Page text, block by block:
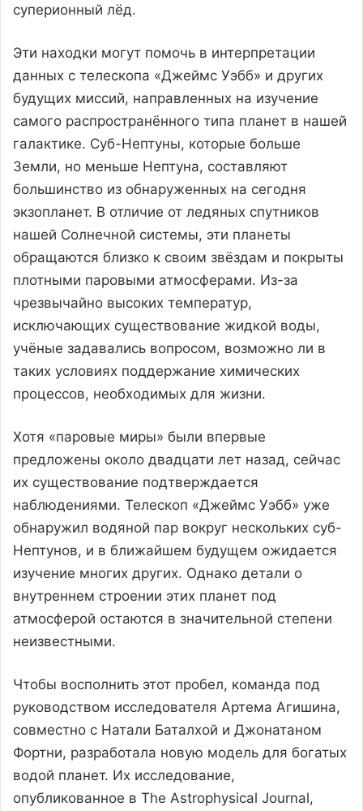
суперионный лёд.
Эти находки могут помочь в интерпретации
данных с телескопа «Джеймс Уэбб» и других
будущих миссий, направленных на изучение
самого распространённого типа планет в нашей
галактике. Суб-Нептуны, которые больше
Земли, но меньше Нептуна, составляют
большинство из обнаруженных на сегодня
экзопланет. В отличие от ледяных спутников
нашей Солнечной системы, эти планеты
обращаются близко к своим звёздам и покрыты
плотными паровыми атмосферами. Из-за
чрезвычайно высоких температур,
исключающих существование жидкой воды,
учёные задавались вопросом, возможно ли в
таких условиях поддержание химических
процессов, необходимых для жизни.
Хотя «паровые миры» были впервые
предложены около двадцати лет назад, сейчас
их существование подтверждается
наблюдениями. Телескоп «Джеймс Уэбб» уже
обнаружил водяной пар вокруг нескольких суб-
Нептунов, и в ближайшем будущем ожидается
изучение многих других. Однако детали о
внутреннем строении этих планет под
атмосферой остаются в значительной степени
неизвестными.
Чтобы восполнить этот пробел, команда под
руководством исследователя Артема Агишина,
совместно с Натали Баталхой и Джонатаном
Фортни, разработала новую модель для богатых
водой планет. Их исследование,
опубликованное в The Astrophysical Journal,